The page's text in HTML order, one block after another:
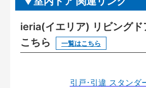
ieria(イエリア) リビングド
こちら
一覧はこちら
引戸･引違 スタンダ